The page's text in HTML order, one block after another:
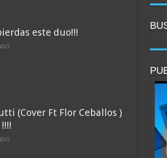
este duo!!!
(Cover Ft Flor Ceballos )